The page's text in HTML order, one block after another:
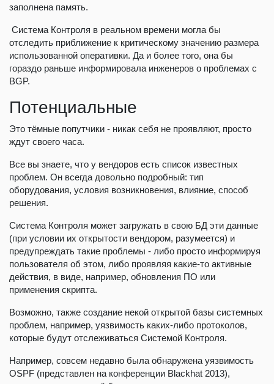
заполнена память.
Система Контроля в реальном времени могла бы
отследить приближение к критическому значению размера
использованной оперативки. Да и более того, она бы
гораздо раньше информировала инженеров о проблемах с
BGP.
Потенциальные
Это тёмные попутчики - никак себя не проявляют, просто
ждут своего часа.
Все вы знаете, что у вендоров есть список известных
проблем. Он всегда довольно подробный: тип
оборудования, условия возникновения, влияние, способ
решения.
Система Контроля может загружать в свою БД эти данные
(при условии их открытости вендором, разумеется) и
предупреждать такие проблемы - либо просто информируя
пользователя об этом, либо проявляя какие-то активные
действия, в виде, например, обновления ПО или
применения скрипта.
Возможно, также создание некой открытой базы системных
проблем, например, уязвимость каких-либо протоколов,
которые будут отслеживаться Системой Контроля.
Например, совсем недавно была обнаружена уязвимость
OSPF (представлен на конференции Blackhat 2013),